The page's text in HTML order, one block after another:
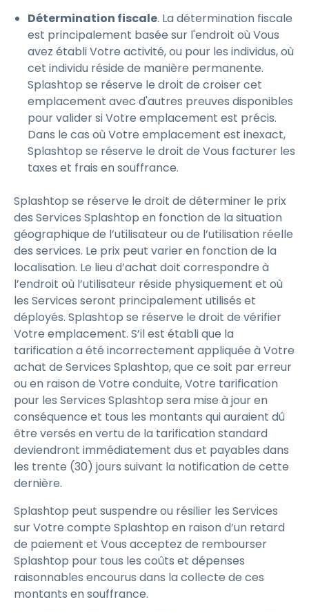
Détermination fiscale. La détermination fiscale
est principalement basée sur l'endroit où Vous
avez établi Votre activité, ou pour les individus, où
cet individu réside de manière permanente.
Splashtop se réserve le droit de croiser cet
emplacement avec d'autres preuves disponibles
pour valider si Votre emplacement est précis.
Dans le cas où Votre emplacement est inexact,
Splashtop se réserve le droit de Vous facturer les
taxes et frais en souffrance.
Splashtop se réserve le droit de déterminer le prix
des Services Splashtop en fonction de la situation
géographique de l’utilisateur ou de l’utilisation réelle
des services. Le prix peut varier en fonction de la
localisation. Le lieu d’achat doit correspondre à
l’endroit où l’utilisateur réside physiquement et où
les Services seront principalement utilisés et
déployés. Splashtop se réserve le droit de vérifier
Votre emplacement. S’il est établi que la
tarification a été incorrectement appliquée à Votre
achat de Services Splashtop, que ce soit par erreur
ou en raison de Votre conduite, Votre tarification
pour les Services Splashtop sera mise à jour en
conséquence et tous les montants qui auraient dû
être versés en vertu de la tarification standard
deviendront immédiatement dus et payables dans
les trente (30) jours suivant la notification de cette
dernière.
Splashtop peut suspendre ou résilier les Services
sur Votre compte Splashtop en raison d’un retard
de paiement et Vous acceptez de rembourser
Splashtop pour tous les coûts et dépenses
raisonnables encourus dans la collecte de ces
montants en souffrance.